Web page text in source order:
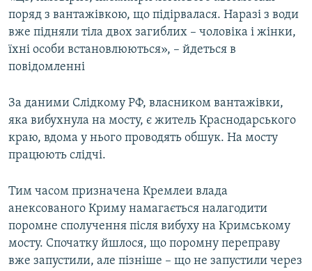
поряд з вантажівкою, що підірвалася. Наразі з води
вже підняли тіла двох загиблих – чоловіка і жінки,
їхні особи встановлюються», – йдеться в
повідомленні
За даними Слідкому РФ, власником вантажівки,
яка вибухнула на мосту, є житель Краснодарського
краю, вдома у нього проводять обшук. На мосту
працюють слідчі.
Тим часом призначена Кремлеи влада
анексованого Криму намагається налагодити
поромне сполучення після вибуху на Кримському
мосту. Спочатку йшлося, що поромну переправу
вже запустили, але пізніше – що не запустили через